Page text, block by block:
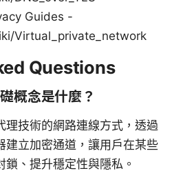
Guides -
Virtual_private_network
Questions
概念是什麼？
理技術的網路連線方式，透過
建立加密通道，讓用戶在某些
、提升穩定性與隱私。